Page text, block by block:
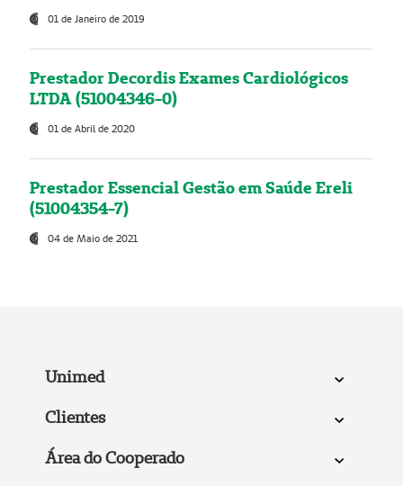
01 de Janeiro de 2019
Prestador Decordis Exames Cardiológicos
LTDA (51004346-0)
01 de Abril de 2020
Prestador Essencial Gestão em Saúde Ereli
(51004354-7)
04 de Maio de 2021
Unimed
Clientes
Área do Cooperado